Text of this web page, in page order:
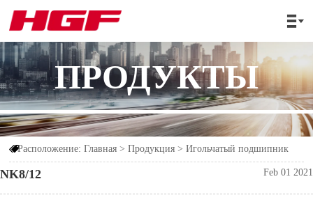

ПРОДУКТЫ
Расположение:Главная >Продукция >Игольчатый подшипник
NK8/12 Feb 01 2021